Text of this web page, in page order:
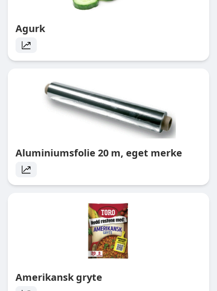
Agurk
Aluminiumsfolie 20 m, eget merke
Amerikansk gryte